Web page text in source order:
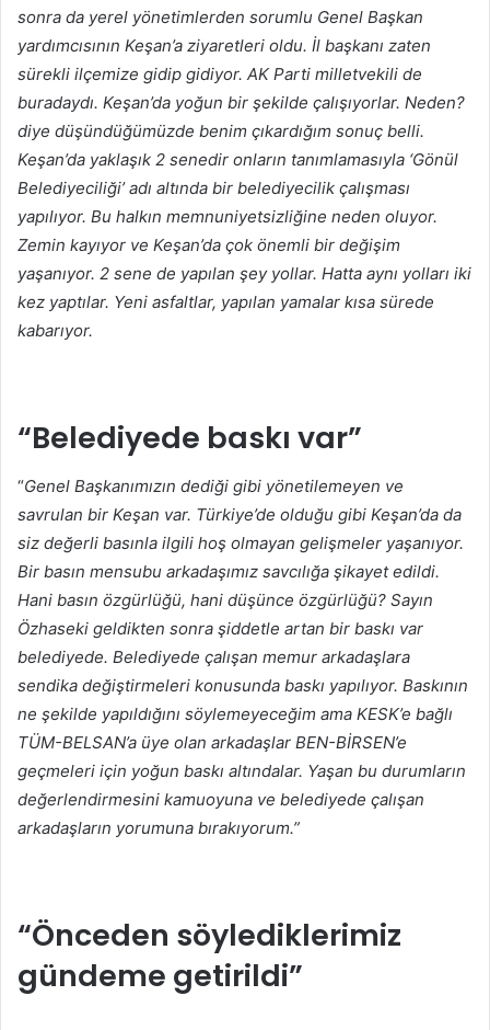
sonra da yerel yönetimlerden sorumlu Genel Başkan
yardımcısının Keşan’a ziyaretleri oldu. İl başkanı zaten
sürekli ilçemize gidip gidiyor. AK Parti milletvekili de
buradaydı. Keşan’da yoğun bir şekilde çalışıyorlar. Neden?
diye düşündüğümüzde benim çıkardığım sonuç belli.
Keşan’da yaklaşık 2 senedir onların tanımlamasıyla ‘Gönül
Belediyeciliği’ adı altında bir belediyecilik çalışması
yapılıyor. Bu halkın memnuniyetsizliğine neden oluyor.
Zemin kayıyor ve Keşan’da çok önemli bir değişim
yaşanıyor. 2 sene de yapılan şey yollar. Hatta aynı yolları iki
kez yaptılar. Yeni asfaltlar, yapılan yamalar kısa sürede
kabarıyor.
“Belediyede baskı var”
“Genel Başkanımızın dediği gibi yönetilemeyen ve
savrulan bir Keşan var. Türkiye’de olduğu gibi Keşan’da da
siz değerli basınla ilgili hoş olmayan gelişmeler yaşanıyor.
Bir basın mensubu arkadaşımız savcılığa şikayet edildi.
Hani basın özgürlüğü, hani düşünce özgürlüğü? Sayın
Özhaseki geldikten sonra şiddetle artan bir baskı var
belediyede. Belediyede çalışan memur arkadaşlara
sendika değiştirmeleri konusunda baskı yapılıyor. Baskının
ne şekilde yapıldığını söylemeyeceğim ama KESK’e bağlı
TÜM-BELSAN’a üye olan arkadaşlar BEN-BİRSEN’e
geçmeleri için yoğun baskı altındalar. Yaşan bu durumların
değerlendirmesini kamuoyuna ve belediyede çalışan
arkadaşların yorumuna bırakıyorum.”
“Önceden söylediklerimiz
gündeme getirildi”